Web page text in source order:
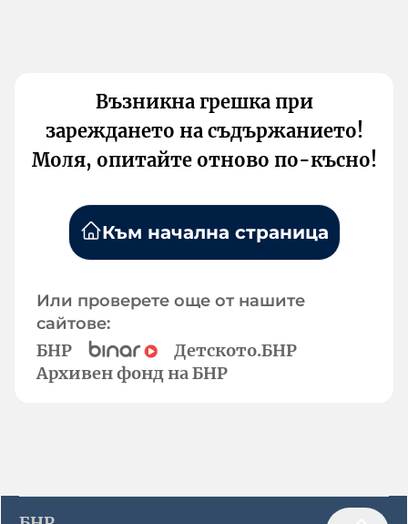
Възникна грешка при
зареждането на съдържанието!
Моля, опитайте отново по-късно!
Към начална страница
Или проверете още от нашите
сайтове:
БНР
Детското.БНР
Архивен фонд на БНР